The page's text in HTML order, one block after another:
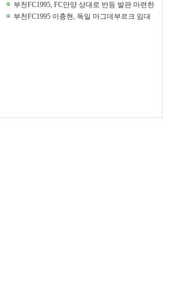
부천FC1995, FC안양 상대로 반등 발판 마련한
다
부천FC1995 이충현, 독일 마그데부르크 임대